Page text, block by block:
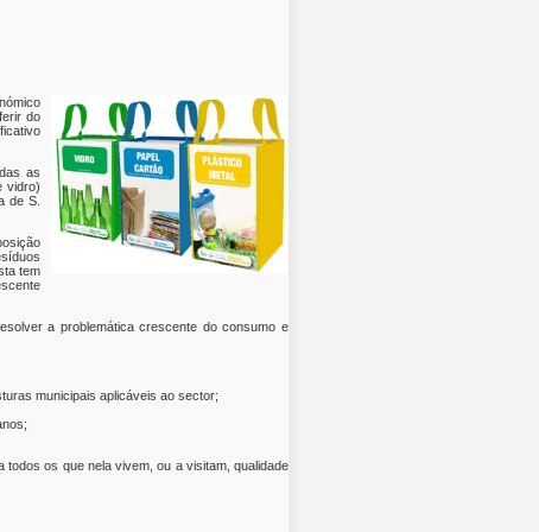
do
as
vidro)
de S.
tem
a problemática crescente do consumo e
municipais aplicáveis ao sector;
os que nela vivem, ou a visitam, qualidade